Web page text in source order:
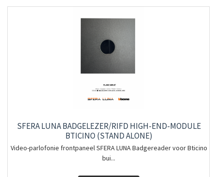
SFERA LUNA BADGELEZER/RIFD HIGH-END-MODULE
BTICINO (STAND ALONE)
Video-parlofonie frontpaneel SFERA LUNA Badgereader voor Bticino
bui...